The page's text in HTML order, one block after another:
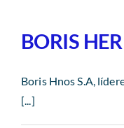
BORIS
Boris Hnos S.A,
[...]